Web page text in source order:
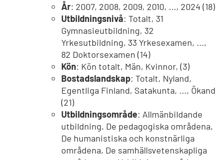
År: 2007, 2008, 2009, 2010, ..., 2024 (18)
Utbildningsnivå: Totalt, 31
Gymnasieutbildning, 32
Yrkesutbildning, 33 Yrkesexamen, ...,
82 Doktorsexamen (14)
Kön: Kön totalt, Män, Kvinnor, (3)
Bostadslandskap: Totalt, Nyland,
Egentliga Finland, Satakunta, ..., Ökand
(21)
Utbildningsområde: Allmänbildande
utbildning, De pedagogiska områdena,
De humanistiska och konstnärliga
områdena, De samhällsvetenskapliga